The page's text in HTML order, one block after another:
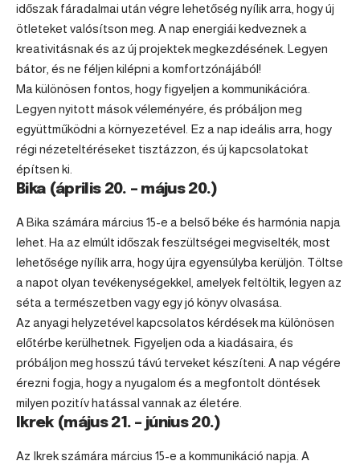
időszak fáradalmai után végre lehetőség nyílik arra, hogy új
ötleteket valósítson meg. A nap energiái kedveznek a
kreativitásnak és az új projektek megkezdésének. Legyen
bátor, és ne féljen kilépni a komfortzónájából!
Ma különösen fontos, hogy figyeljen a kommunikációra.
Legyen nyitott mások véleményére, és próbáljon meg
együttműködni a környezetével. Ez a nap ideális arra, hogy
régi nézeteltéréseket tisztázzon, és új kapcsolatokat
építsen ki.
Bika (április 20. – május 20.)
A Bika számára március 15-e a belső béke és harmónia napja
lehet. Ha az elmúlt időszak feszültségei megviselték, most
lehetősége nyílik arra, hogy újra egyensúlyba kerüljön. Töltse
a napot olyan tevékenységekkel, amelyek feltöltik, legyen az
séta a természetben vagy egy jó könyv olvasása.
Az anyagi helyzetével kapcsolatos kérdések ma különösen
előtérbe kerülhetnek. Figyeljen oda a kiadásaira, és
próbáljon meg hosszú távú terveket készíteni. A nap végére
érezni fogja, hogy a nyugalom és a megfontolt döntések
milyen pozitív hatással vannak az életére.
Ikrek (május 21. – június 20.)
Az Ikrekszámára március 15-e a kommunikáció napja. A